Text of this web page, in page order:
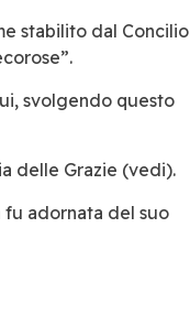
stabilito dal Concilio
svolgendo questo
delle Grazie (vedi).
fu adornata del suo